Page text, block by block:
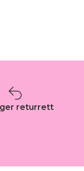
returrett